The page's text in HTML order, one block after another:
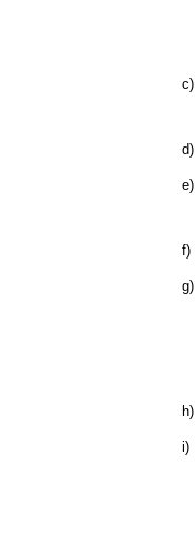
c)
d)
e)
f)
g)
h)
i)